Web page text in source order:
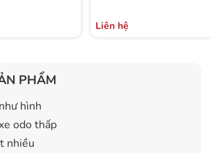
Liên hệ
PHẨM
hình
odo thấp
nhiều